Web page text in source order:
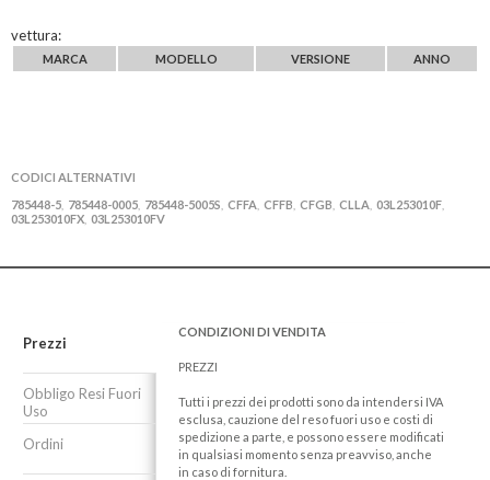
vettura:
MARCA MODELLO VERSIONE ANNO
CODICI ALTERNATIVI
785448-5 785448-0005 785448-5005S CFFA CFFB CFGB CLLA 03L253010F
03L253010FX 03L253010FV
Prezzi
Obbligo Resi Fuori
Uso
Ordini
CONDIZIONI DI VENDITA
PREZZI
Tutti i prezzi dei prodotti sono da intendersi IVA
esclusa, cauzione del reso fuori uso e costi di
spedizione a parte, e possono essere modificati
in qualsiasi momento senza preavviso, anche
in caso di fornitura.